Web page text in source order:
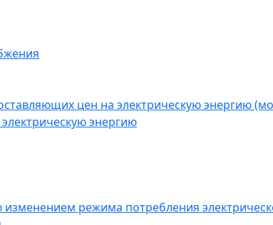
цен на электрическую энергию
энергию
изменением режима потребления